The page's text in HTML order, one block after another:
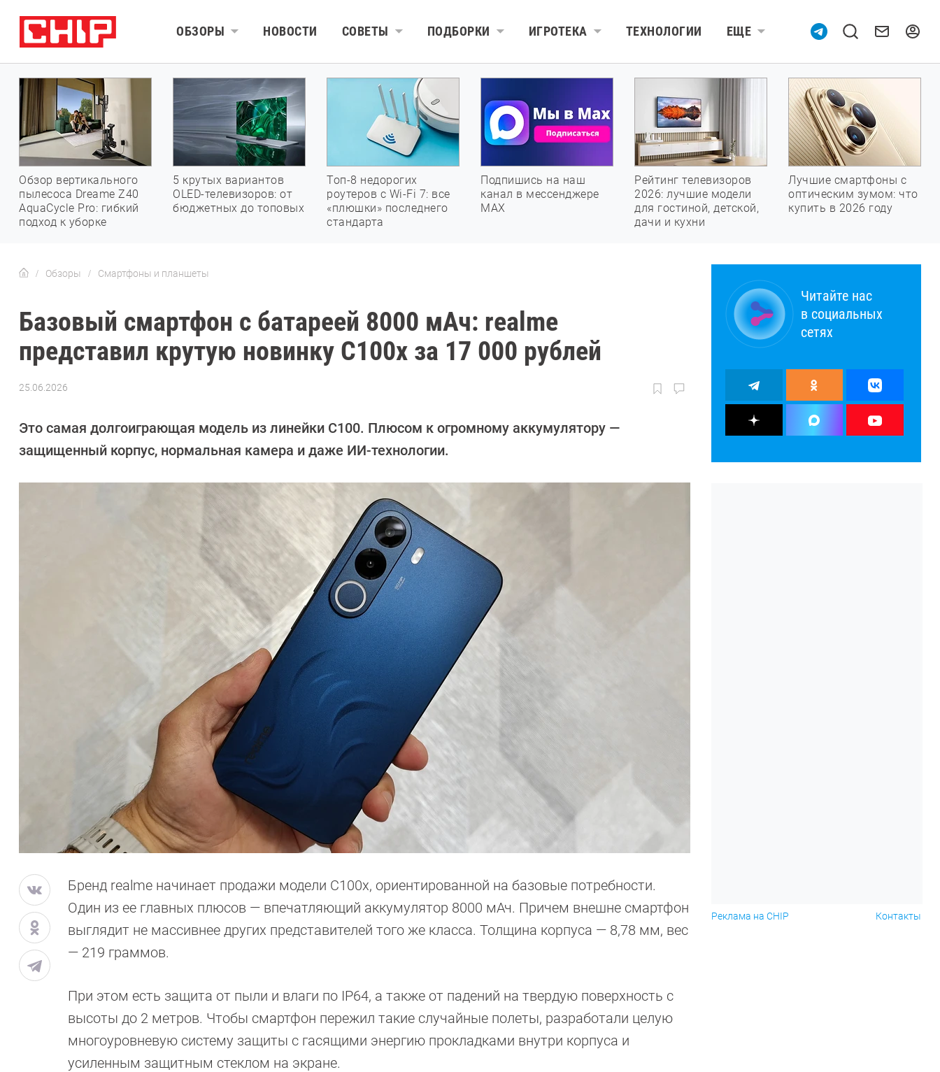
ОБЗОРЫ НОВОСТИ СОВЕТЫ ПОДБОРКИ ИГРОТЕКА ТЕХНОЛОГИИ ЕЩЕ
Обзор вертикального
пылесоса Dreame Z40
AquaCycle Pro: гибкий
подход к уборке
5 крутых вариантов
OLED-телевизоров: от
бюджетных до топовых
Топ-8 недорогих
роутеров с Wi-Fi 7: все
«плюшки» последнего
стандарта
Подпишись на наш
канал в мессенджере
МАХ
Рейтинг телевизоров
2026: лучшие модели
для гостиной, детской,
дачи и кухни
Лучшие смартфоны с
оптическим зумом: что
купить в 2026 году
Обзоры Смартфоны и планшеты
Базовый смартфон с батареей 8000 мАч: realme
представил крутую новинку С100x за 17 000 рублей
25.06.2026
Иванов
Это самая долгоиграющая модель из линейки C100. Плюсом к огромному аккумулятору —
защищенный корпус, нормальная камера и даже ИИ-технологии.
Бренд realme начинает продажи модели C100x, ориентированной на базовые потребности.
Один из ее главных плюсов — впечатляющий аккумулятор 8000 мАч. Причем внешне смартфон
выглядит не массивнее других представителей того же класса. Толщина корпуса — 8,78 мм, вес
— 219 граммов.
При этом есть защита от пыли и влаги по IP64, а также от падений на твердую поверхность с
высоты до 2 метров. Чтобы смартфон пережил такие случайные полеты, разработали целую
многоуровневую систему защиты с гасящими энергию прокладками внутри корпуса и
усиленным защитным стеклом на экране.
Читайте нас
в социальных
сетях
Реклама на CHIP Контакты